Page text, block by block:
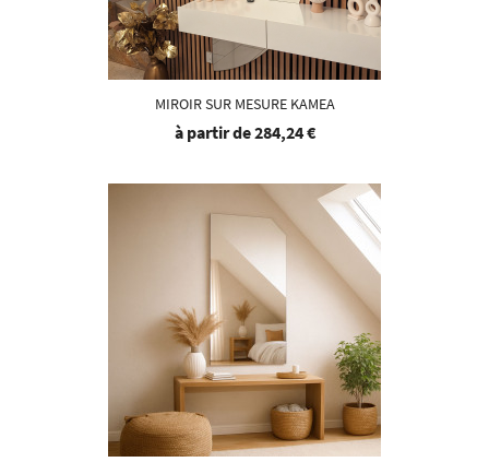
MIROIR SUR MESURE KAMEA
à partir de284,24 €